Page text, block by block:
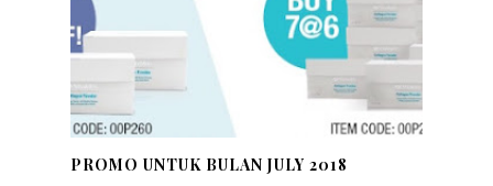
PROMO UNTUK BULAN JULY 2018